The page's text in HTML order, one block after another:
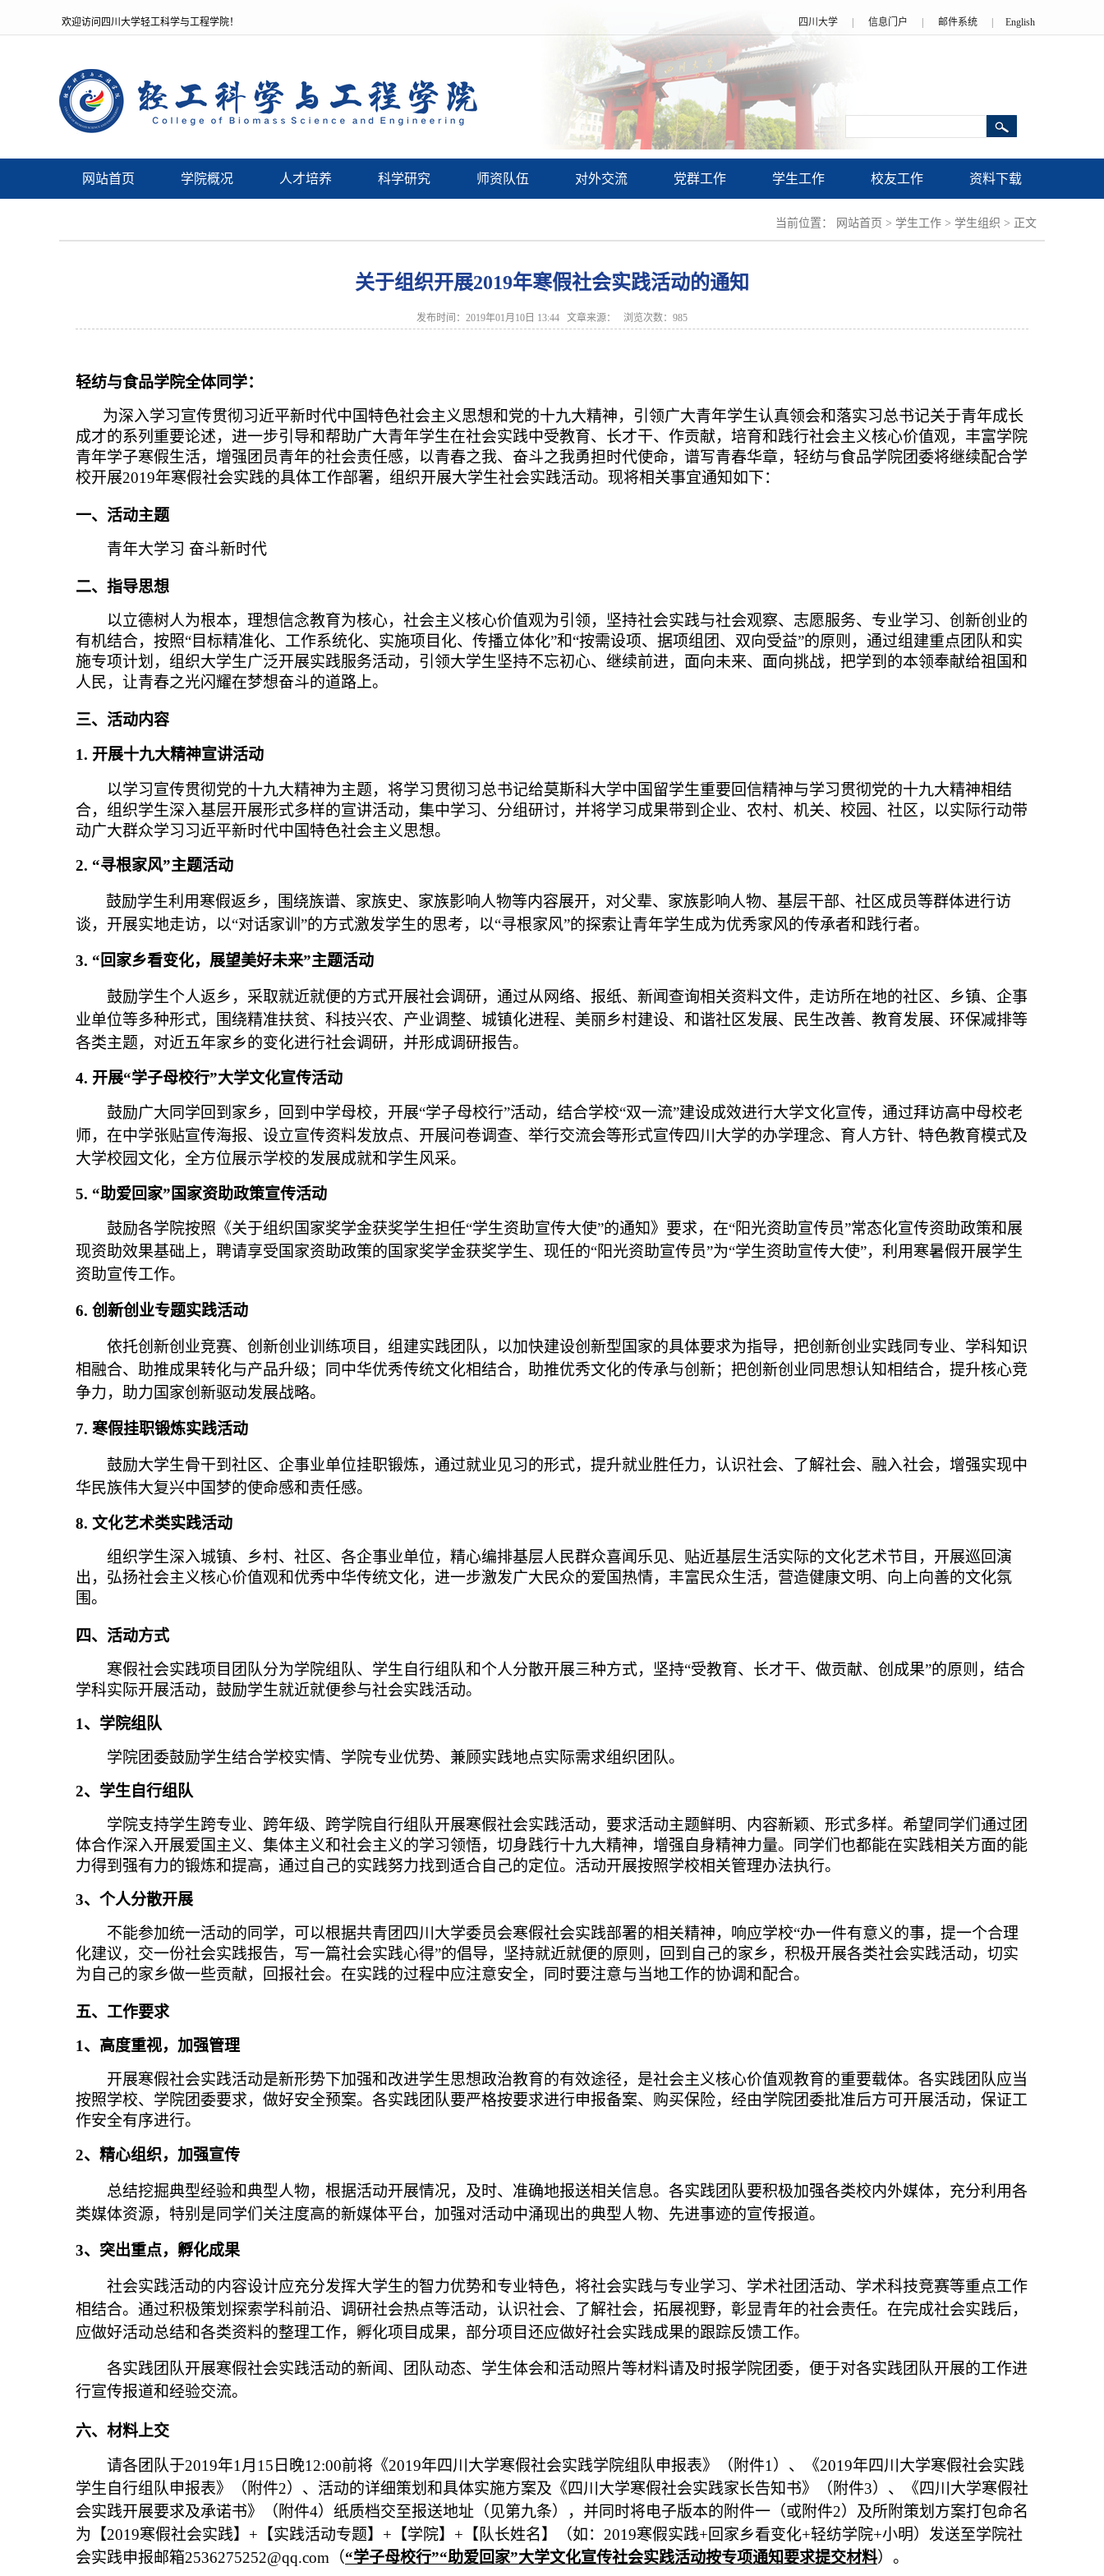
欢迎访问四川大学轻工科学与工程学院！ 四川大学 信息门户 邮件系统 English
网站首页 学院概况 人才培养 科学研究 师资队伍 对外交流 党群工作 学生工作 校友工作 资料下载
当前位置： 网站首页 > 学生工作 > 学生组织 > 正文
关于组织开展2019年寒假社会实践活动的通知
发布时间：2019年01月10日 13:44 文章来源： 浏览次数： 985
轻纺与食品学院全体同学：
为深入学习宣传贯彻习近平新时代中国特色社会主义思想和党的十九大精神，引领广大青年学生认真领会和落实习总书记关于青年成长
成才的系列重要论述，进一步引导和帮助广大青年学生在社会实践中受教育、长才干、作贡献，培育和践行社会主义核心价值观，丰富学院
青年学子寒假生活，增强团员青年的社会责任感，以青春之我、奋斗之我勇担时代使命，谱写青春华章， 轻纺与食品学院团委将继续配合学
校开展2019年寒假社会实践的具体工作部署，组织开展大学生社会实践活动。现将相关事宜通知如下：
一、活动主题
青年大学习 奋斗新时代
二、指导思想
以立德树人为根本，理想信念教育为核心，社会主义核心价值观为引领，坚持社会实践与社会观察、志愿服务、专业学习、创新创业的
有机结合，按照“目标精准化、工作系统化、实施项目化、传播立体化”和“按需设项、据项组团、双向受益”的原则，通过组建重点团队和实
施专项计划，组织大学生广泛开展实践服务活动，引领大学生坚持不忘初心、继续前进，面向未来、面向挑战，把学到的本领奉献给祖国和
人民，让青春之光闪耀在梦想奋斗的道路上。
三、活动内容
1. 开展十九大精神宣讲活动
以学习宣传贯彻党的十九大精神为主题，将学习贯彻习总书记给莫斯科大学中国留学生重要回信精神与学习贯彻党的十九大精神相结
合，组织学生深入基层开展形式多样的宣讲活动，集中学习、分组研讨，并将学习成果带到企业、农村、机关、校园、社区，以实际行动带
动广大群众学习习近平新时代中国特色社会主义思想。
2. “寻根家风”主题活动
鼓励学生利用寒假返乡，围绕族谱、家族史、家族影响人物等内容展开，对父辈、家族影响人物、基层干部、社区成员等群体进行访
谈，开展实地走访，以“对话家训”的方式激发学生的思考，以“寻根家风”的探索让青年学生成为优秀家风的传承者和践行者。
3. “回家乡看变化，展望美好未来”主题活动
鼓励学生个人返乡，采取就近就便的方式开展社会调研，通过从网络、报纸、新闻查询相关资料文件，走访所在地的社区、乡镇、企事
业单位等多种形式，围绕精准扶贫、科技兴农、产业调整、城镇化进程、美丽乡村建设、和谐社区发展、民生改善、教育发展、环保减排等
各类主题，对近五年家乡的变化进行社会调研，并形成调研报告。
4. 开展“学子母校行”大学文化宣传活动
鼓励广大同学回到家乡，回到中学母校，开展“学子母校行”活动，结合学校“双一流”建设成效进行大学文化宣传，通过拜访高中母校老
师，在中学张贴宣传海报、设立宣传资料发放点、开展问卷调查、举行交流会等形式宣传四川大学的办学理念、育人方针、特色教育模式及
大学校园文化，全方位展示学校的发展成就和学生风采。
5. “助爱回家”国家资助政策宣传活动
鼓励各学院按照《关于组织国家奖学金获奖学生担任“学生资助宣传大使”的通知》要求，在“阳光资助宣传员”常态化宣传资助政策和展
现资助效果基础上，聘请享受国家资助政策的国家奖学金获奖学生、现任的“阳光资助宣传员”为“学生资助宣传大使”，利用寒暑假开展学生
资助宣传工作。
6. 创新创业专题实践活动
依托创新创业竞赛、创新创业训练项目，组建实践团队，以加快建设创新型国家的具体要求为指导，把创新创业实践同专业、学科知识
相融合、助推成果转化与产品升级；同中华优秀传统文化相结合，助推优秀文化的传承与创新；把创新创业同思想认知相结合，提升核心竞
争力，助力国家创新驱动发展战略。
7. 寒假挂职锻炼实践活动
鼓励大学生骨干到社区、企事业单位挂职锻炼，通过就业见习的形式，提升就业胜任力，认识社会、了解社会、融入社会，增强实现中
华民族伟大复兴中国梦的使命感和责任感。
8. 文化艺术类实践活动
组织学生深入城镇、乡村、社区、各企事业单位，精心编排基层人民群众喜闻乐见、贴近基层生活实际的文化艺术节目，开展巡回演
出，弘扬社会主义核心价值观和优秀中华传统文化，进一步激发广大民众的爱国热情，丰富民众生活，营造健康文明、向上向善的文化氛
围。
四、活动方式
寒假社会实践项目团队分为学院组队、学生自行组队和个人分散开展三种方式，坚持“受教育、长才干、做贡献、创成果”的原则，结合
学科实际开展活动，鼓励学生就近就便参与社会实践活动。
1、学院组队
学院团委鼓励学生结合学校实情、学院专业优势、兼顾实践地点实际需求组织团队。
2、学生自行组队
学院支持学生跨专业、跨年级、跨学院自行组队开展寒假社会实践活动，要求活动主题鲜明、内容新颖、形式多样。 希望同学们通过团
体合作深入开展爱国主义、集体主义和社会主义的学习领悟，切身践行十九大精神，增强自身精神力量。同学们也都能在实践相关方面的能
力得到强有力的锻炼和提高，通过自己的实践努力找到适合自己的定位。活动开展按照学校相关管理办法执行。
3、个人分散开展
不能参加统一活动的同学，可以根据共青团四川大学委员会寒假社会实践部署的相关精神，响应学校“办一件有意义的事，提一个合理
化建议，交一份社会实践报告，写一篇社会实践心得”的倡导，坚持就近就便的原则，回到自己的家乡，积极开展各类社会实践活动，切实
为自己的家乡做一些贡献，回报社会。在实践的过程中应注意安全，同时要注意与当地工作的协调和配合。
五、工作要求
1、高度重视，加强管理
开展寒假社会实践活动是新形势下加强和改进学生思想政治教育的有效途径，是社会主义核心价值观教育的重要载体。各实践团队应当
按照学校、学院团委要求，做好安全预案。各实践团队要严格按要求进行申报备案、购买保险，经由学院团委批准后方可开展活动，保证工
作安全有序进行。
2、精心组织，加强宣传
总结挖掘典型经验和典型人物，根据活动开展情况，及时、准确地报送相关信息。各实践团队要积极加强各类校内外媒体，充分利用各
类媒体资源，特别是同学们关注度高的新媒体平台，加强对活动中涌现出的典型人物、先进事迹的宣传报道。
3、突出重点，孵化成果
社会实践活动的内容设计应充分发挥大学生的智力优势和专业特色，将社会实践与专业学习、学术社团活动、学术科技竞赛等重点工作
相结合。通过积极策划探索学科前沿、调研社会热点等活动，认识社会、了解社会，拓展视野，彰显青年的社会责任。在完成社会实践后，
应做好活动总结和各类资料的整理工作，孵化项目成果，部分项目还应做好社会实践成果的跟踪反馈工作。
各实践团队开展寒假社会实践活动的新闻、团队动态、学生体会和活动照片等材料请及时报学院团委，便于对各实践团队开展的工作进
行宣传报道和经验交流。
六、材料上交
请各团队于2019年1 月 15 日晚12:00前将《2019年四川大学寒假社会实践学院组队申报表》（附件1 ）、《2019年四川大学寒假社会实践
学生自行组队申报表》（附件2）、活动的详细策划和具体实施方案及《四川大学寒假社会实践家长告知书》（附件3）、《四川大学寒假社
会实践开展要求及承诺书》（附件4）纸质档交至报送地址（见第九条），并同时将电子版本的附件一（或附件2）及所附策划方案打包命名
为【2019寒假社会实践】 + 【实践活动专题】 + 【学院】 + 【队长姓名】（如： 2019寒假实践+回家乡看变化+轻纺学院+小明）发送至学院社
会实践申报邮箱2536275252@qq.com （“学子母校行”“助爱回家”大学文化宣传社会实践活动按专项通知要求提交材料）。